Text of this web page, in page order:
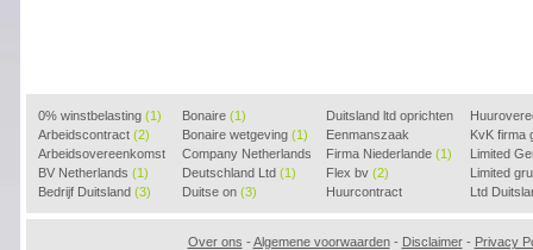
0% winstbelasting (1)
Arbeidscontract (2)
Arbeidsovereenkomst
(2)
BV Netherlands (1)
Bedrijf Duitsland (3)
Bonaire (1)
Bonaire wetgeving (1)
Company Netherlands
(1)
Deutschland Ltd (1)
Duitse on (3)
Duitsland ltd oprichten
(2)
Eenmanszaak
beginnen(1)
Firma Niederlande (1)
Flex bv (2)
Huurcontract
voorbeeld(3)
KvK firma
Limited
Limited
Ltd
Over ons - Algemene voorwaarden- Disclaimer- Privacy